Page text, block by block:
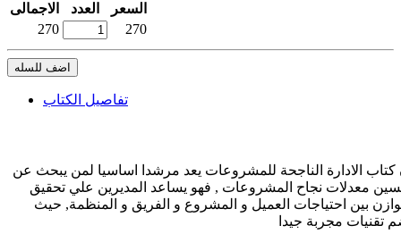
السعر العدد
الاجمالى
270
270
اضف للسله
تفاصيل الكتاب
كتاب الادارة الناجحة للمشروعات يعد مرشدا اساسيا لمن يبحث عن
معدلات نجاح المشروعات , فهو يساعد المديرين علي تحقيق
بين احتياجات العميل و المشروع و الفريق و المنظمة, حيث
تقنيات مجربة جيدا